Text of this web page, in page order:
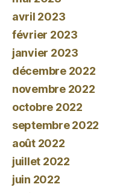
avril 2023
février 2023
janvier 2023
décembre 2022
novembre 2022
octobre 2022
septembre 2022
août 2022
juillet 2022
juin 2022